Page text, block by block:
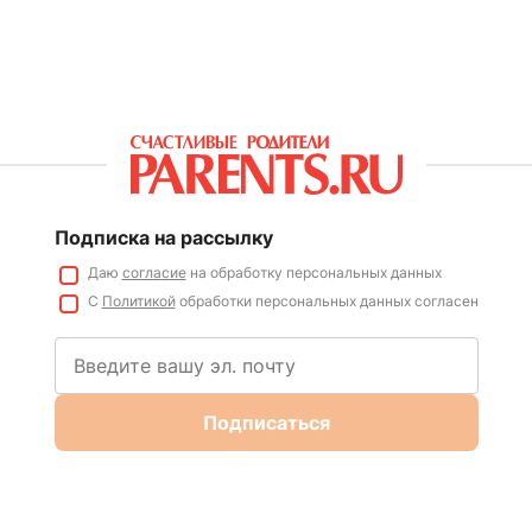
Подписка на рассылку
Даю согласиена обработку персональных данных
С Политикойобработки персональных данных согласен
Подписаться